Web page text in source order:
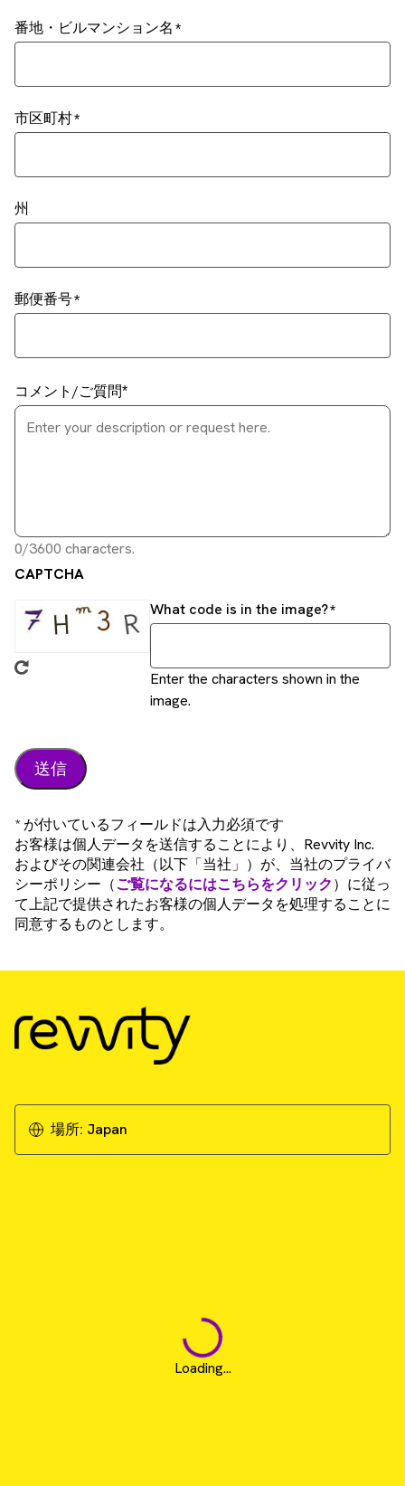
番地・ビルマンション名
市区町村
州
郵便番号
コメント/ご質問
0/3600 characters.
CAPTCHA
What code is in the image?
Enter the characters shown in the
image.
* が付いているフィールドは入力必須です
お客様は個人データを送信することにより、Revvity Inc.
およびその関連会社（以下「当社」）が、当社のプライバ
シーポリシー（ご覧になるにはこちらをクリック）に従っ
て上記で提供されたお客様の個人データを処理することに
同意するものとします。
場所: Japan
Loading...